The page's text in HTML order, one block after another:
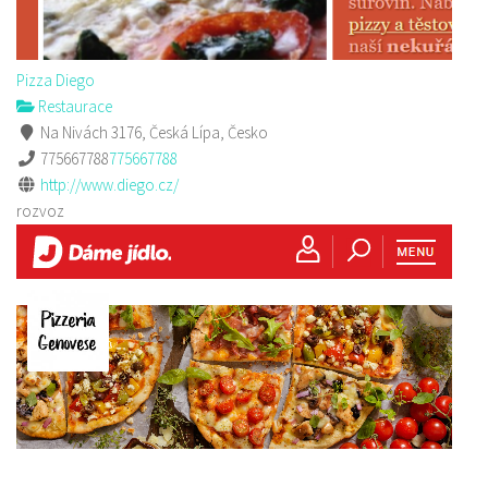
Pizza Diego
Restaurace
Na Nivách 3176, Česká Lípa, Česko
775667788775667788
http://www.diego.cz/
rozvoz